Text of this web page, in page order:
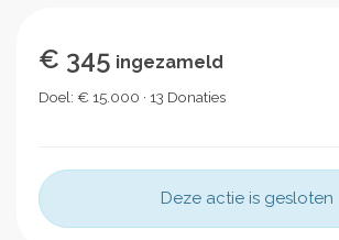
€ 345 ingezameld
Doel: € 15.000 · 13 Donaties
Deze actie is gesloten